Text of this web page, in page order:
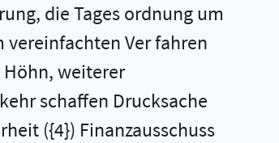
die Tages­ ordnung um
Ver­ fahren
Höhn, weiterer
schaffen Drucksache
({4}) Finanzausschuss